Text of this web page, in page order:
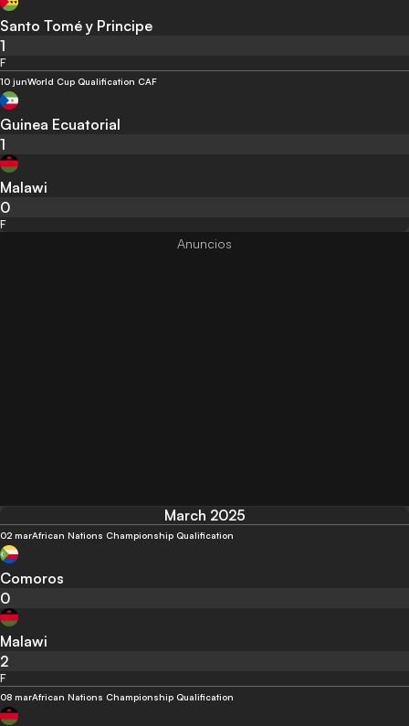
Santo Tomé y Principe
1
F
10 junWorld Cup Qualification CAF
Guinea Ecuatorial
1
Malawi
0
F
March 2025
02 marAfrican Nations Championship Qualification
Comoros
0
Malawi
2
F
08 marAfrican Nations Championship Qualification